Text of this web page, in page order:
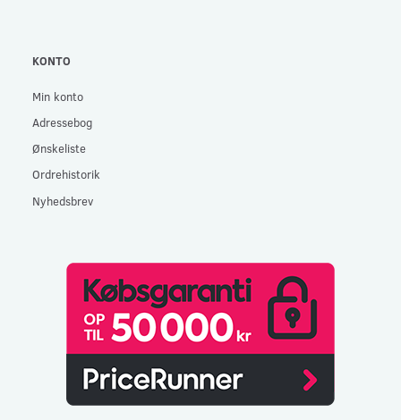
KONTO
Min konto
Adressebog
Ønskeliste
Ordrehistorik
Nyhedsbrev